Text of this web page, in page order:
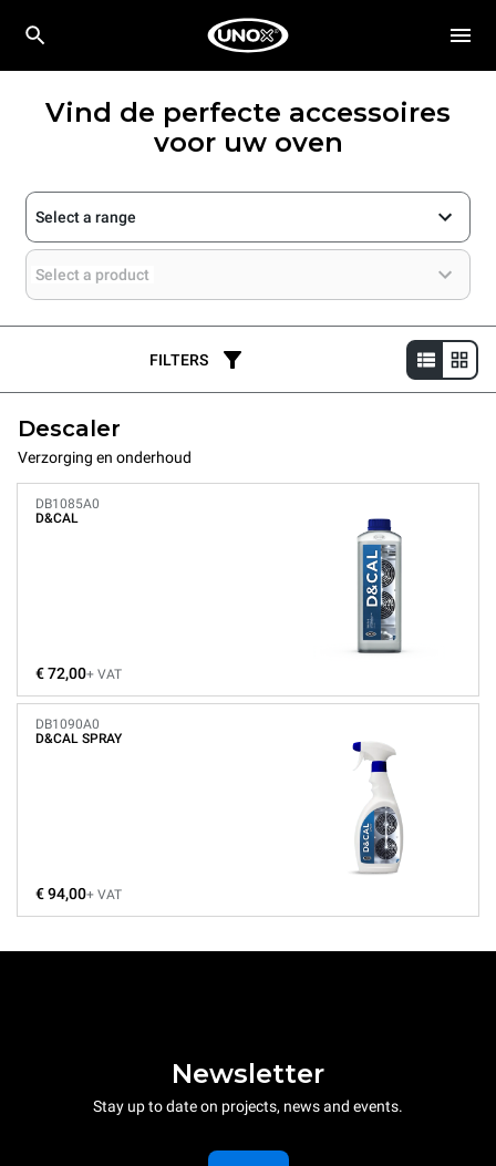
Vind de perfecte accessoires
voor uw oven
Select a range
Select a product
FILTERS
Descaler
Verzorging en onderhoud
DB1085A0
D&CAL
€ 72,00+ VAT
DB1090A0
D&CAL SPRAY
€ 94,00+ VAT
Newsletter
Stay up to date on projects, news and events.